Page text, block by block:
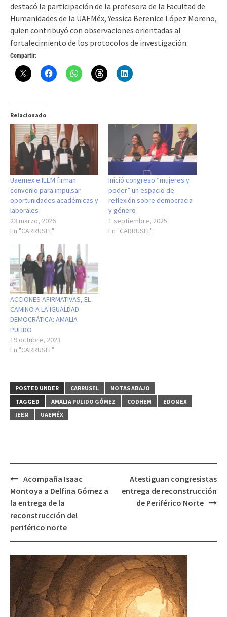
destacó la participación de la profesora de la Facultad de
Humanidades de la UAEMéx, Yessica Berenice López Moreno,
quien contribuyó con observaciones orientadas al
fortalecimiento de los protocolos de investigación.
Compartir:
Relacionado
Uaemex e IEEM firman
convenio para impulsar
oportunidades académicas y
laborales
23 marzo, 2026
En "CARRUSEL"
Inició congreso “mujeres y
poder” un espacio de
reflexión sobre democracia
y género
1 septiembre, 2025
En "CARRUSEL"
ACCIONES AFIRMATIVAS, EL
CAMINO A LA IGUALDAD
DEMOCRÁTICA: AMALIA
PULIDO
19 octubre, 2023
En "CARRUSEL"
POSTED UNDER CARRUSEL
NOTAS ABAJO
TAGGED
AMALIA PULIDO GÓMEZ CODHEM
EDOMEX
IEEM
UAEMÉX
Post
navigation
Acompaña Isaac
Montoya a Delfina Gómez a
la entrega de la
reconstrucción del
periférico norte
Atestiguan congresistas
entrega de reconstrucción
de Periférico Norte